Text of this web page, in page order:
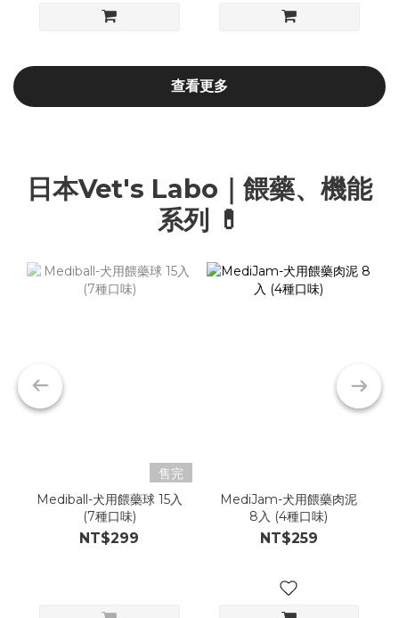
查看更多
日本Vet's Labo｜餵藥、機能
系列 💊
售完
Mediball-犬用餵藥球 15入
(7種口味)
NT$299
MediJam-犬用餵藥肉泥
8入 (4種口味)
NT$259